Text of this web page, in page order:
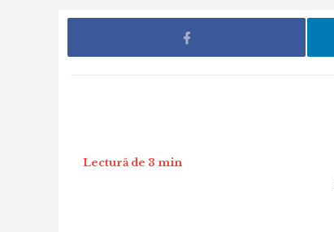
Lectură de 3 min